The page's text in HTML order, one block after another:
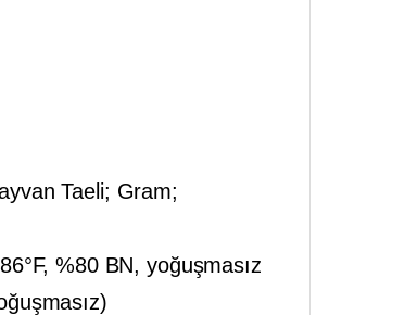
Taeli; Gram;
%80 BN, yoğuşmasız